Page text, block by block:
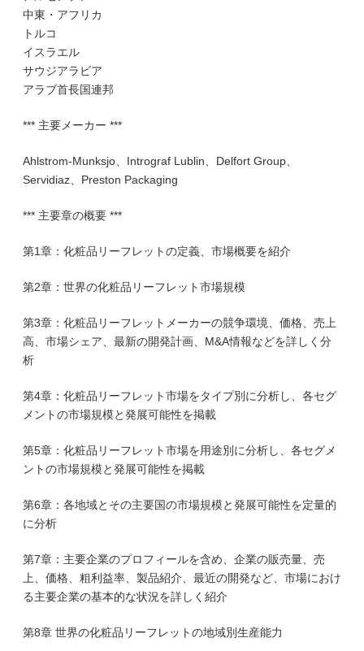
中東・アフリカ
トルコ
イスラエル
サウジアラビア
アラブ首長国連邦
*** 主要メーカー ***
Ahlstrom-Munksjo、Intrograf Lublin、Delfort Group、
Servidiaz、Preston Packaging
*** 主要章の概要 ***
第1章：化粧品リーフレットの定義、市場概要を紹介
第2章：世界の化粧品リーフレット市場規模
第3章：化粧品リーフレットメーカーの競争環境、価格、売上
高、市場シェア、最新の開発計画、M&A情報などを詳しく分
析
第4章：化粧品リーフレット市場をタイプ別に分析し、各セグ
メントの市場規模と発展可能性を掲載
第5章：化粧品リーフレット市場を用途別に分析し、各セグメ
ントの市場規模と発展可能性を掲載
第6章：各地域とその主要国の市場規模と発展可能性を定量的
に分析
第7章：主要企業のプロフィールを含め、企業の販売量、売
上、価格、粗利益率、製品紹介、最近の開発など、市場におけ
る主要企業の基本的な状況を詳しく紹介
第8章 世界の化粧品リーフレットの地域別生産能力